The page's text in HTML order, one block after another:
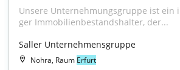
Unsere Unternehmungsgruppe ist
ger Immo­bi­li­enbe­stands­hal­ter, der...
Saller Unternehmensgruppe
Nohra, Raum Erfurt